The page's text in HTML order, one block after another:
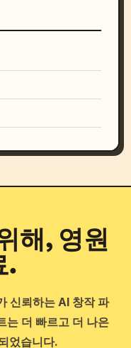
해, 영원
.
신뢰하는 AI 창작 파
는 더 빠르고 더 나은
었습니다.